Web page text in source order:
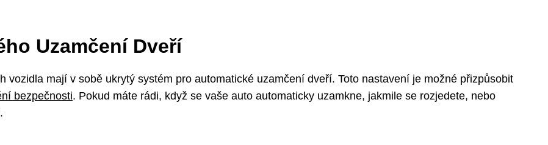
Uzamčení Dveří
vozidla mají v sobě ukrytý systém pro automatické uzamčení dveří. Toto nastavení je možné přizpůsobit
bezpečnosti. Pokud máte rádi, když se vaše auto automaticky uzamkne, jakmile se rozjedete, nebo